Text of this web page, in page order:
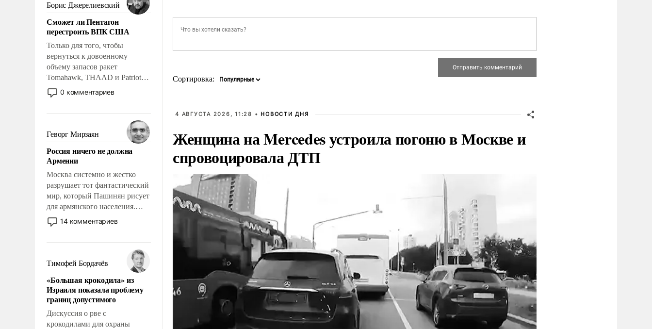
Борис Джерелиевский
Сможет ли Пентагон
перестроить ВПК США
Только для того, чтобы
вернуться к довоенному
объему запасов ракет
Tomahawk, THAAD и Patriot
США потребуется более трех
лет. Даже небольшая война с
Сложившаяся ситуация
означает многолетний период
уязвимости США, например,
перед Китаем.
0 комментариев
Геворг Мирзаян
Россия ничего не должна
Армении
Москва системно и жестко
разрушает тот фантастический
мир, который Пашинян рисует
для армянского населения.
Мир, где этому населению все
должны просто по
политические прожекты будут
беспрекословно оплачиваться
за счет российских
налогоплательщиков и где за
свои поступки не нужно
отвечать.
14 комментариев
Тимофей Бордачёв
«Большая крокодила» из
Израиля показала проблему
границ допустимого
Дискуссия о рве с
крокодилами для охраны
Сортировка:
4 АВГУСТА 2026, 11:28 • НОВОСТИ ДНЯ
Женщина на Mercedes устроила погоню в Москве и
спровоцировала ДТП